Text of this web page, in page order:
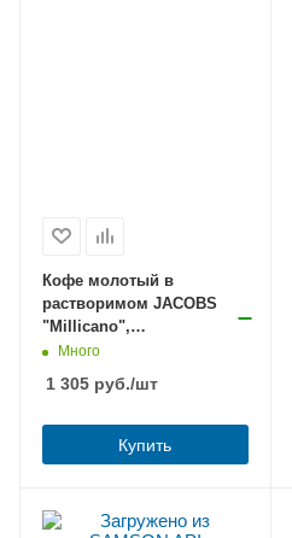
Кофе молотый в
растворимом JACOBS
"Millicano",
сублимированный, 200 г,
Много
1 305 руб./шт
Купить